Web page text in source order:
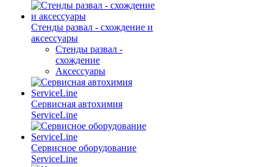
Стенды развал - схождение и
аксессуары
Стенды развал -
схождение
Аксессуары
Сервисная автохимия
ServiceLine
Сервисное оборудование
ServiceLine